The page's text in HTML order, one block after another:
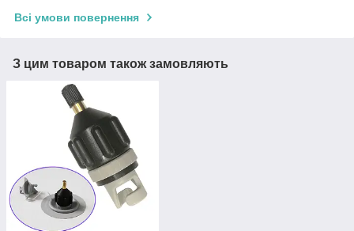
Всі умови повернення
З цим товаром також замовляють